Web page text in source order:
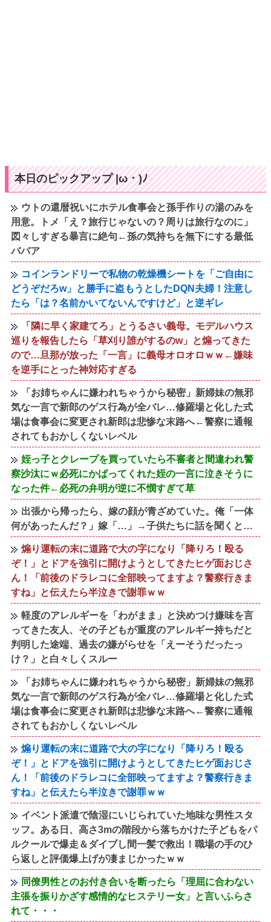
本日のピックアップ |ω・)ﾉ
ウトの還暦祝いにホテル食事会と孫手作りの湯のみを
用意。トメ「え？旅行じゃないの？周りは旅行なのに」
図々しすぎる暴言に絶句←孫の気持ちを無下にする最低
ババア
コインランドリーで私物の乾燥機シートを「ご自由に
どうぞだろw」と勝手に盗もうとしたDQN夫婦！注意し
たら「は？名前かいてないんですけど」と逆ギレ
「隣に早く家建てろ」とうるさい義母。モデルハウス
巡りを報告したら「草刈り誰がするのw」と煽ってきた
ので…旦那が放った「一言」に義母オロオロｗｗ←嫌味
を逆手にとった神対応すぎる
「お姉ちゃんに嫌われちゃうから秘密」新婦妹の無邪
気な一言で新郎のゲス行為が全バレ…修羅場と化した式
場は食事会に変更され新郎は悲惨な末路へ←警察に通報
されてもおかしくないレベル
姪っ子とクレープを買っていたら不審者と間違われ警
察沙汰にｗ必死にかばってくれた姪の一言に泣きそうに
なった件←必死の弁明が逆に不憫すぎて草
出張から帰ったら、嫁の顔が青ざめていた。俺「一体
何があったんだ？」嫁「…」→子供たちに話を聞くと…
煽り運転の末に道路で大の字になり「降りろ！殴る
ぞ！」とドアを強引に開けようとしてきたヒゲ面おじさ
ん！「前後のドラレコに全部映ってますよ？警察行きま
すね」と伝えたら半泣きで謝罪ｗｗ
軽度のアレルギーを「わがまま」と決めつけ嫌味を言
ってきた友人、その子どもが重度のアレルギー持ちだと
判明した途端、過去の嫌がらせを「えーそうだったっ
け？」と白々しくスルー
「お姉ちゃんに嫌われちゃうから秘密」新婦妹の無邪
気な一言で新郎のゲス行為が全バレ…修羅場と化した式
場は食事会に変更され新郎は悲惨な末路へ←警察に通報
されてもおかしくないレベル
煽り運転の末に道路で大の字になり「降りろ！殴る
ぞ！」とドアを強引に開けようとしてきたヒゲ面おじさ
ん！「前後のドラレコに全部映ってますよ？警察行きま
すね」と伝えたら半泣きで謝罪ｗｗ
イベント派遣で陰湿にいじられていた地味な男性スタ
ッフ。ある日、高さ3mの階段から落ちかけた子どもをパ
ルクールで爆走＆ダイブし間一髪で救出！職場の手のひ
ら返しと評価爆上げが凄まじかったｗｗ
同僚男性とのお付き合いを断ったら「理屈に合わない
主張を振りかざす感情的なヒステリー女」と言いふらさ
れて・・・